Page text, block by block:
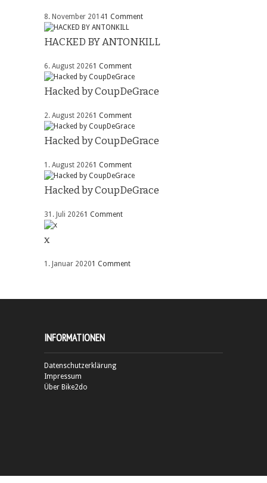
8. November 20141 Comment
HACKED BY ANTONKILL
6. August 20261 Comment
Hacked by CoupDeGrace
2. August 20261 Comment
Hacked by CoupDeGrace
1. August 20261 Comment
Hacked by CoupDeGrace
31. Juli 20261 Comment
x
1. Januar 20201 Comment
INFORMATIONEN
Datenschutzerklärung
Impressum
Über Bike2do